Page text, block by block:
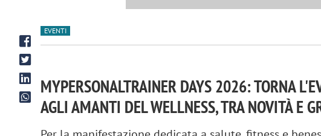
EVENTI
MYPERSONALTRAINER DAYS 2026: TORNA
AGLI AMANTI DEL WELLNESS, TRA NOVITÀ E